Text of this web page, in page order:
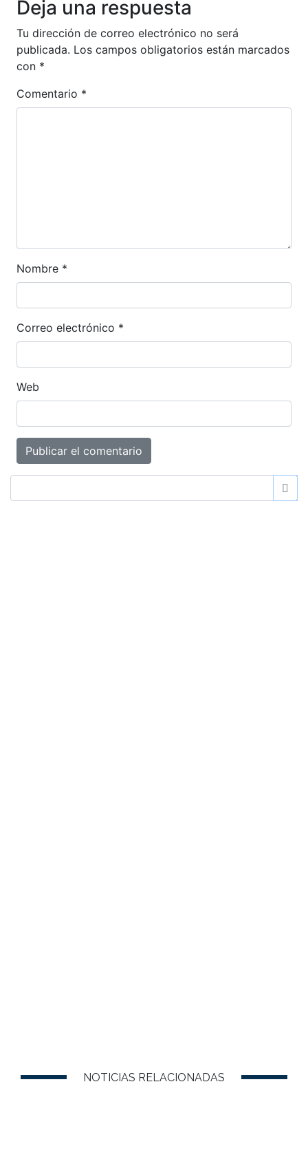
Deja una respuesta
Tu dirección de correo electrónico no será
publicada. Los campos obligatorios están marcados
con *
Comentario *
Nombre *
Correo electrónico *
Web
NOTICIAS RELACIONADAS